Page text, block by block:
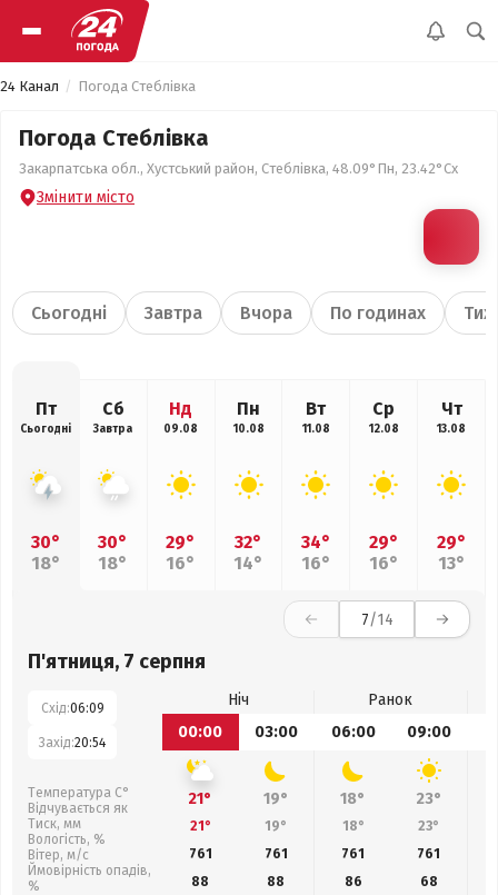
24 Канал Погода Стеблівка
Погода Стеблівка
Закарпатська обл., Хустський район, Стеблівка, 48.09°Пн, 23.42°Сх
Змінити місто
Сьогодні Завтра Вчора По годинах
Пт
Сьогодні
30°
18°
Сб
Завтра
30°
18°
Нд
09.08
29°
16°
Пн
10.08
32°
14°
Вт
11.08
34°
16°
Ср
12.08
29°
16°
Чт
13.08
29°
13°
7/14
П'ятниця, 7 серпня
Схід:06:09
Захід:20:54
Температура С°
Відчувається як
Тиск, мм
Вологість, %
Вітер, м/с
Ймовірність опадів,
%
Ніч
Ранок
00:00
03:00 06:00 09:00
21° 19° 18° 23°
21° 19° 18° 23°
761
761 761 761
88
88 86 68